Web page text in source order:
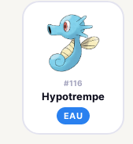
#116
Hypotrempe
EAU